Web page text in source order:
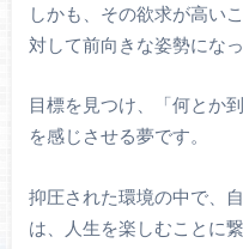
しかも、その欲求が高い
対して前向きな姿勢にな
目標を見つけ、「何とか
を感じさせる夢です。
抑圧された環境の中で、
は、人生を楽しむことに